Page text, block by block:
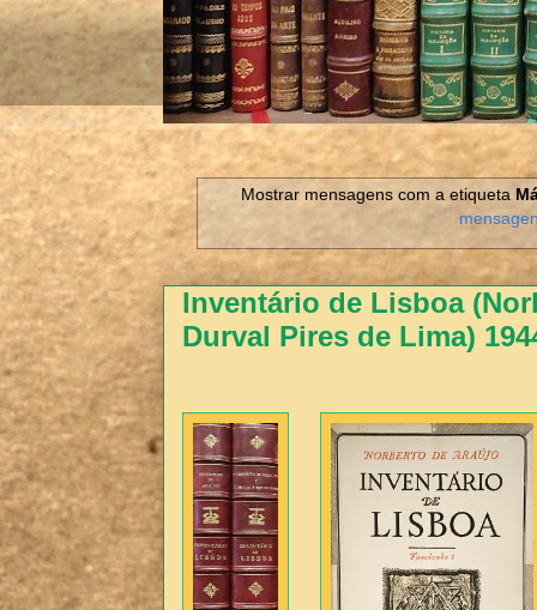
Mostrar mensagens com a etiqueta
Inventário de Lisboa
Durval Pires de Lima)